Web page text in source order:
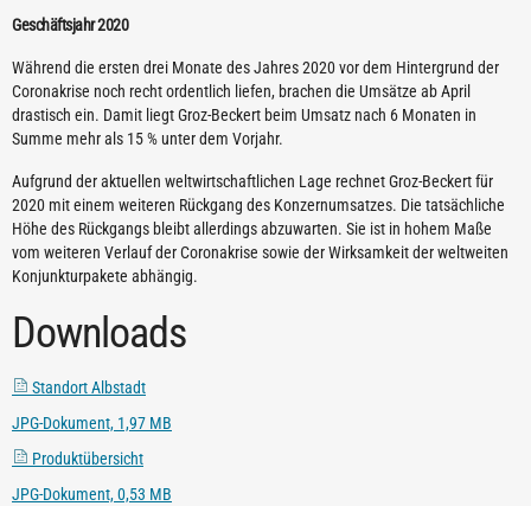
Geschäftsjahr 2020
Während die ersten drei Monate des Jahres 2020 vor dem Hintergrund der
Coronakrise noch recht ordentlich liefen, brachen die Umsätze ab April
drastisch ein. Damit liegt Groz-Beckert beim Umsatz nach 6 Monaten in
Summe mehr als 15 % unter dem Vorjahr.
Aufgrund der aktuellen weltwirtschaftlichen Lage rechnet Groz-Beckert für
2020 mit einem weiteren Rückgang des Konzernumsatzes. Die tatsächliche
Höhe des Rückgangs bleibt allerdings abzuwarten. Sie ist in hohem Maße
vom weiteren Verlauf der Coronakrise sowie der Wirksamkeit der weltweiten
Konjunkturpakete abhängig.
Downloads
Standort Albstadt
JPG-Dokument, 1,97 MB
Produktübersicht
JPG-Dokument, 0,53 MB